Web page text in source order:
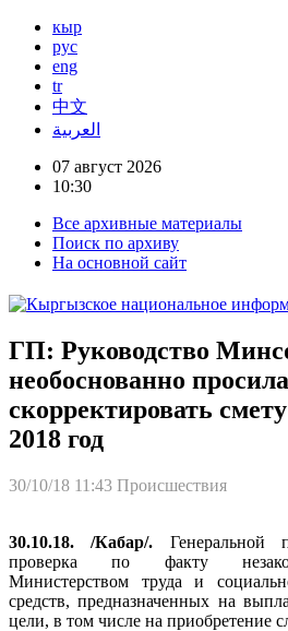
кыр
рус
eng
tr
中文
العربية
07 август 2026
10:30
Все архивные материалы
Поиск по архиву
На основной сайт
ГП: Руководство
необоснованно
скорректировать
2018 год
30/10/18 11:43 Происшествия
30.10.18. /Кабар/. Генеральной
проверка по факту
Министерством труда и
средств, предназначенных на
цели, в том числе на приобретение